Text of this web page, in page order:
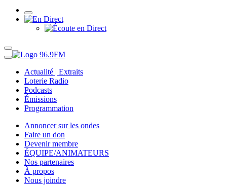
Actualité | Extraits
Loterie Radio
Podcasts
Émissions
Programmation
Annoncer sur les ondes
Faire un don
Devenir membre
ÉQUIPE/ANIMATEURS
Nos partenaires
À propos
Nous joindre